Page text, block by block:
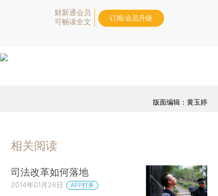
财新通会员
可畅读全文
订阅/会员升级
版面编辑：黄玉婷
相关阅读
司法改革如何落地
2014年01月26日 APP打开